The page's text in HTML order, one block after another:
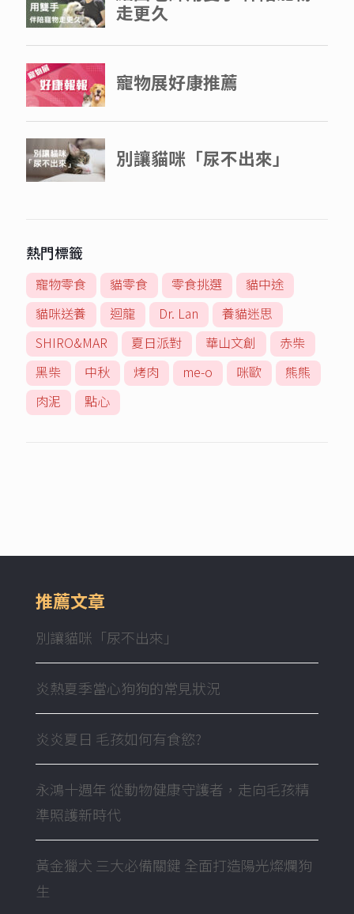
熱門標籤
寵物零食 貓零食 零食挑選
貓中途
貓咪送養
迴龍 Dr. Lan
養貓迷思
SHIRO&MAR
夏日派對 華山文創
赤柴
黑柴
中秋 烤肉 me-o 咪歐
熊熊
肉泥
點心
推薦文章
別讓貓咪「尿不出來」
炎熱夏季當心狗狗的常見狀況
炎炎夏日 毛孩如何有食慾?
永鴻十週年 從動物健康守護者，走向毛孩精
準照護新時代
黃金獵犬 三大必備關鍵 全面打造陽光燦爛狗
生